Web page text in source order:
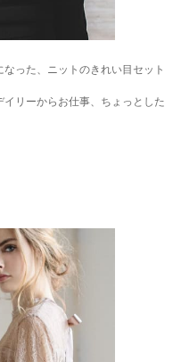
った、ニットのきれい目セット
リーからお仕事、ちょっとした